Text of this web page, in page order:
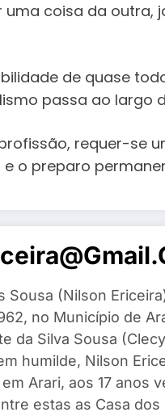
coisa da outra,
de quase
passa ao largo
requer-se
o preparo
Sousa (Nilson
no Município de
da Silva Sousa
humilde, Nilson
Arari, aos 17 anos
estas as Casa dos